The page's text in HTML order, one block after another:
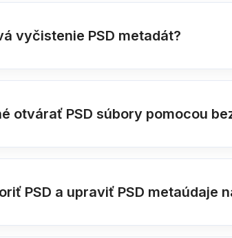
vyčistenie PSD metadát?
otvárať PSD súbory pomocou
PSD a upraviť PSD metaúdaje